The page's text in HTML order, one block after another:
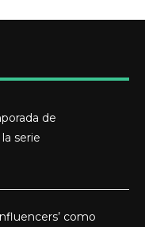
de
serie
como